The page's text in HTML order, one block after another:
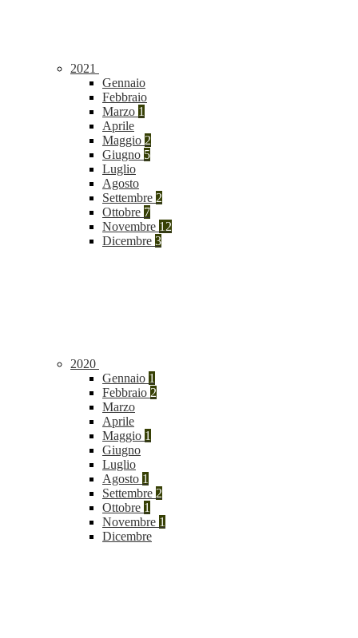
2021
Gennaio
Febbraio
Marzo 1
Aprile
Maggio 2
Giugno 5
Luglio
Agosto
Settembre 2
Ottobre 7
Novembre 12
Dicembre 3
2020
Gennaio 1
Febbraio 2
Marzo
Aprile
Maggio 1
Giugno
Luglio
Agosto 1
Settembre 2
Ottobre 1
Novembre 1
Dicembre